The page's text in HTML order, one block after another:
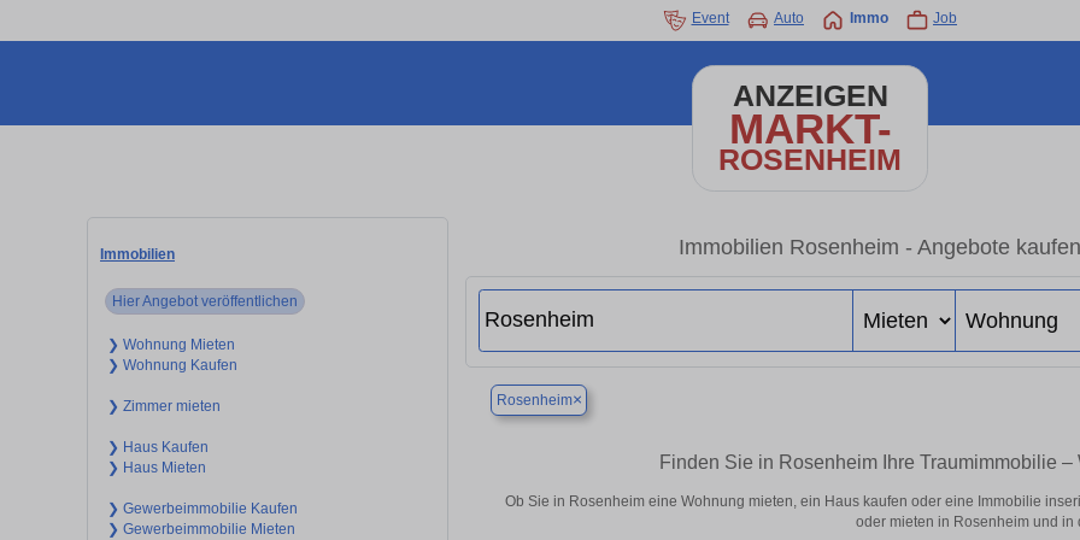
Event Auto Immo Job
ANZEIGEN
MARKT-
ROSENHEIM
Immobilien
Hier Angebot veröffentlichen
❯ Wohnung Mieten
❯ Wohnung Kaufen
❯ Zimmer mieten
❯ Haus Kaufen
❯ Haus Mieten
❯ Gewerbeimmobilie Kaufen
❯ Gewerbeimmobilie Mieten
Immobilien Rosenheim - Angebote
Rosenheim×
Finden Sie in Rosenheim Ihre Traumimmobilie
Ob Sie in Rosenheim eine Wohnung mieten, ein Haus kaufen oder eine Immobilie
oder mieten in Rosenheim und in